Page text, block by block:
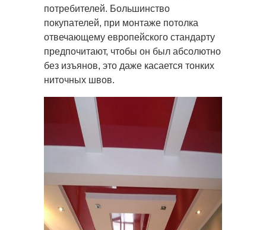
потребителей. Большинство
покупателей, при монтаже потолка
отвечающему европейского стандарту
предпочитают, чтобы он был абсолютно
без изъянов, это даже касается тонких
ниточных швов.